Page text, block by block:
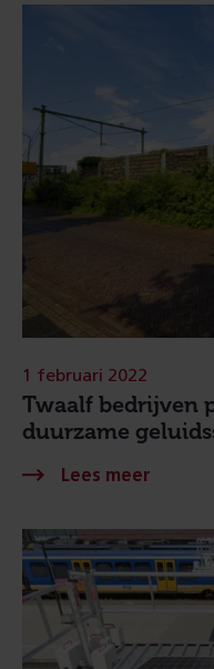
Twaalf bedrijven
duurzame
1 februari 2022